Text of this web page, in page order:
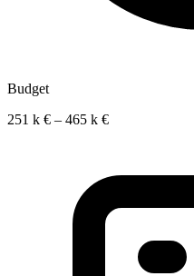
Budget
251 k € – 465 k €